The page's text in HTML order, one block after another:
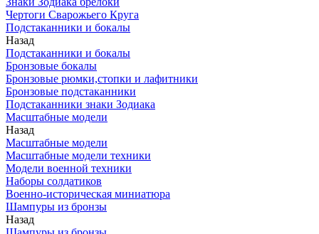
Чертоги Сварожьего Круга
Подстаканники и бокалы
Назад
Подстаканники и бокалы
Бронзовые бокалы
Бронзовые рюмки,стопки и лафитники
Бронзовые подстаканники
Подстаканники знаки Зодиака
Масштабные модели
Назад
Масштабные модели
Масштабные модели техники
Модели военной техники
Наборы солдатиков
Военно-историческая миниатюра
Шампуры из бронзы
Назад